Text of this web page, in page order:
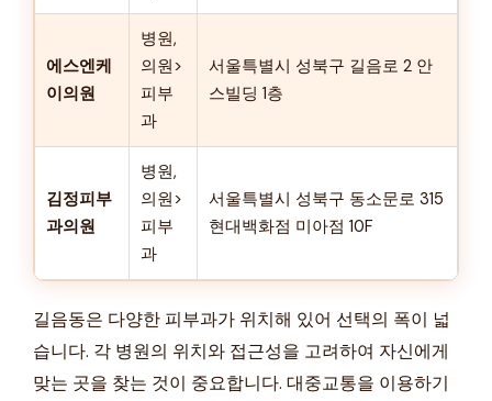
에스엔케
이의원
병원,
의원>
피부
과
서울특별시 성북구 길음로 2 안
스빌딩 1층
김정피부
과의원
병원,
의원>
피부
과
서울특별시 성북구 동소문로 315
현대백화점 미아점 10F
길음동은 다양한 피부과가 위치해 있어 선택의 폭이 넓
습니다. 각 병원의 위치와 접근성을 고려하여 자신에게
맞는 곳을 찾는 것이 중요합니다. 대중교통을 이용하기